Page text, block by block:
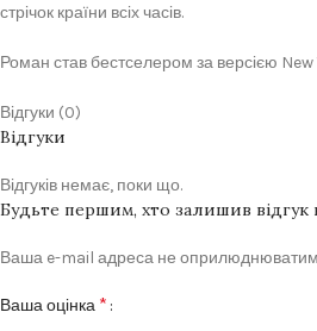
стрічок країни всіх часів.
Роман став бестселером за версією New
Відгуки (0)
Відгуки
Відгуків немає, поки що.
Будьте першим, хто залишив відгук
Ваша e-mail адреса не
Ваша оцінка *